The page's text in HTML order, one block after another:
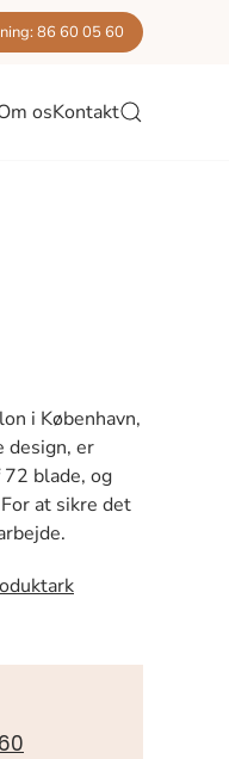
86 60 05 60
osKontakt
i København,
design, er
blade, og
at sikre det